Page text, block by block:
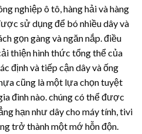
nghiệp ô tô, hàng hải và hàng
sử dụng để bó nhiều dây và
gọn gàng và ngăn nắp. điều
thiện hình thức tổng thể của
định và tiếp cận dây và ống
cũng là một lựa chọn tuyệt
đình nào. chúng có thể được
hạn như dây cho máy tính, tivi
trở thành một mớ hỗn độn.